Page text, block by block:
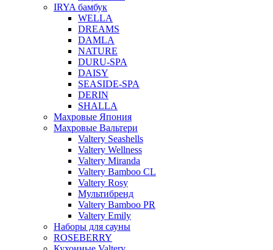
IRYA бамбук
WELLA
DREAMS
DAMLA
NATURE
DURU-SPA
DAISY
SEASIDE-SPA
DERIN
SHALLA
Махровые Япония
Махровые Вальтери
Valtery Seashells
Valtery Wellness
Valtery Miranda
Valtery Bamboo CL
Valtery Rosy
Мультибренд
Valtery Bamboo PR
Valtery Emily
Наборы для сауны
ROSEBERRY